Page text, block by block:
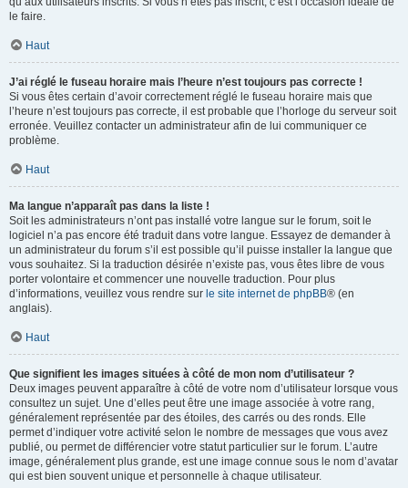
le faire.
Haut
J’ai réglé le fuseau horaire mais l’heure n’est toujours pas correcte !
Si vous êtes certain d’avoir correctement réglé le fuseau horaire mais que
l’heure n’est toujours pas correcte, il est probable que l’horloge du serveur soit
erronée. Veuillez contacter un administrateur afin de lui communiquer ce
problème.
Haut
Ma langue n’apparaît pas dans la liste !
Soit les administrateurs n’ont pas installé votre langue sur le forum, soit le
logiciel n’a pas encore été traduit dans votre langue. Essayez de demander à
un administrateur du forum s’il est possible qu’il puisse installer la langue que
vous souhaitez. Si la traduction désirée n’existe pas, vous êtes libre de vous
porter volontaire et commencer une nouvelle traduction. Pour plus
d’informations, veuillez vous rendre sur le site internet de phpBB® (en
anglais).
Haut
Que signifient les images situées à côté de mon nom d’utilisateur ?
Deux images peuvent apparaître à côté de votre nom d’utilisateur lorsque vous
consultez un sujet. Une d’elles peut être une image associée à votre rang,
généralement représentée par des étoiles, des carrés ou des ronds. Elle
permet d’indiquer votre activité selon le nombre de messages que vous avez
publié, ou permet de différencier votre statut particulier sur le forum. L’autre
image, généralement plus grande, est une image connue sous le nom d’avatar
qui est bien souvent unique et personnelle à chaque utilisateur.